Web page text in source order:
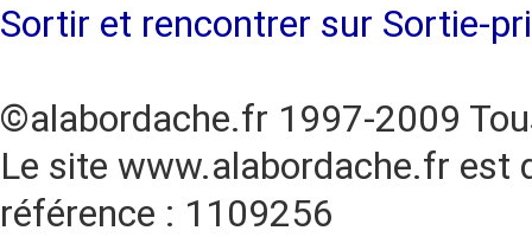
Sortir et rencontrer sur Sortie-
©alabordache.fr 1997-2009
Le site www.alabordache.fr est
référence : 1109256